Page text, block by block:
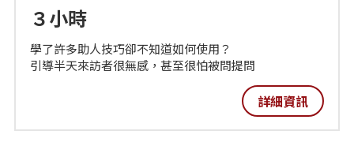
３小時
學了許多助人技巧卻不知道如何使用？
引導半天來訪者很無感，甚至很怕被問提問
詳細資訊